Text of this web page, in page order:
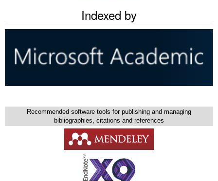
Indexed by
Recommended software tools for publishing and managing
bibliographies, citations and references